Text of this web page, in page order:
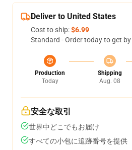
Deliver to United States
Cost to ship:$6.99
Standard - Order today to get by
Production
Today
Shipping
Aug. 08
安全な取引
世界中どこでもお届け
すべての小包に追跡番号を提供